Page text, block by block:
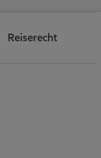
Reiserecht